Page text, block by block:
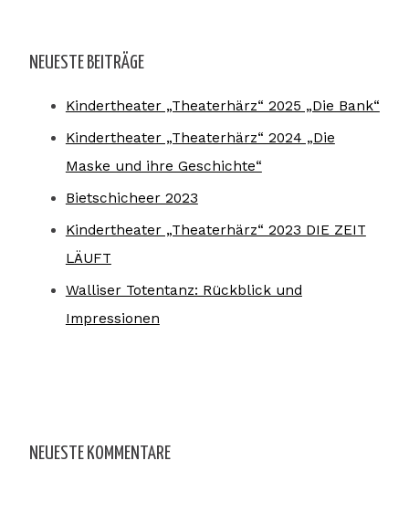
NEUESTE BEITRÄGE
Kindertheater „Theaterhärz“ 2025 „Die Bank“
Kindertheater „Theaterhärz“ 2024 „Die
Maske und ihre Geschichte“
Bietschicheer 2023
Kindertheater „Theaterhärz“ 2023 DIE ZEIT
LÄUFT
Walliser Totentanz: Rückblick und
Impressionen
NEUESTE KOMMENTARE